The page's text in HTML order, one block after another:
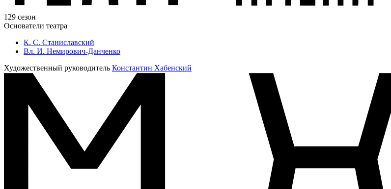
129 сезон
Основатели театра
К. С. Станиславский
Вл. И. Немирович-Данченко
Художественный руководитель Константин Хабенский